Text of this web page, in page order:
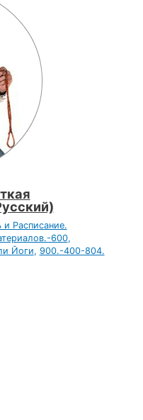
Расписание.
600,
Йоги, 900.-400-804.